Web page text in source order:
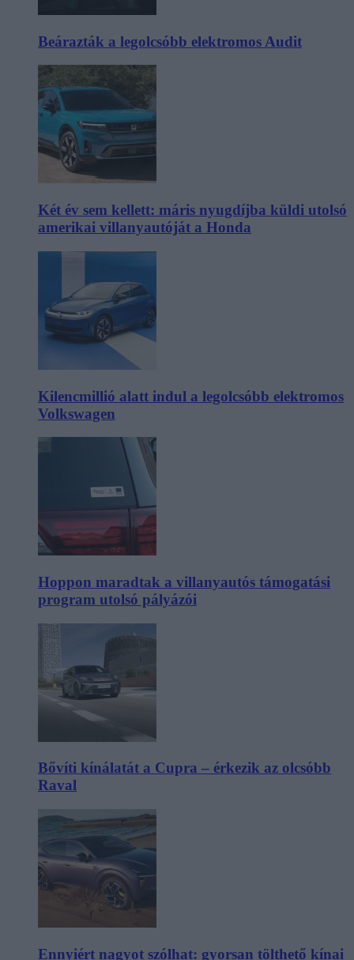
Beárazták a legolcsóbb elektromos Audit
Két év sem kellett: máris nyugdíjba küldi utolsó
amerikai villanyautóját a Honda
Kilencmillió alatt indul a legolcsóbb elektromos
Volkswagen
Hoppon maradtak a villanyautós támogatási
program utolsó pályázói
Bővíti kínálatát a Cupra – érkezik az olcsóbb
Raval
Ennyiért nagyot szólhat: gyorsan tölthető kínai